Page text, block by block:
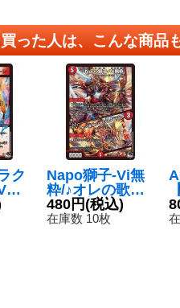
った人は、こんな商品
ク
7
Napo獅子-Vi無
粋/♪オレの歌聞
けよ聞かなきゃ
殴り合い【S
480円(税込)
在庫数 10枚